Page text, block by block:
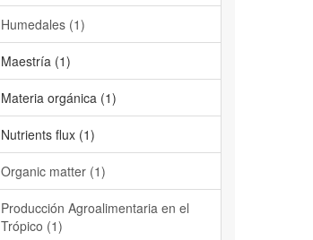
Humedales (1)
Maestría (1)
Materia orgánica (1)
Nutrients flux (1)
Organic matter (1)
Producción Agroalimentaria en el
Trópico (1)